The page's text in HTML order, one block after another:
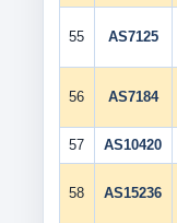
55 AS7125
56 AS7184
57 AS10420
58 AS15236